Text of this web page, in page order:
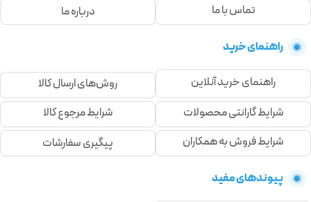
تماس با ما
درباره ما
راهنمای خرید
راهنمای خرید آنلاین
روش‌های ارسال کالا
شرایط گارانتی محصولات
شرایط مرجوع کالا
شرایط فروش به همکاران
پیگیری سفارشات
پیوندهای مفید